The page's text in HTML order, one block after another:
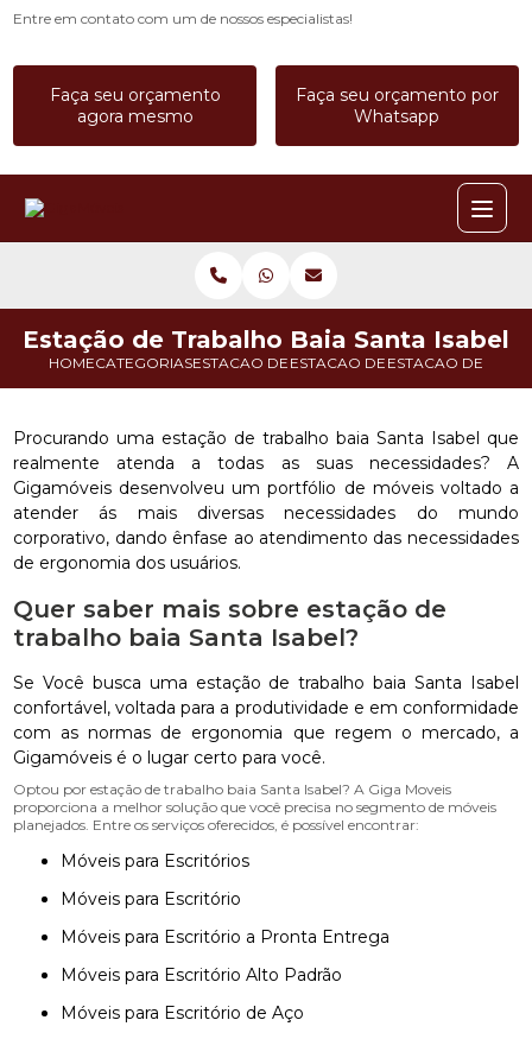
Entre em contato com um de nossos especialistas!
Faça seu orçamento
agora mesmo
Faça seu orçamento por
Whatsapp
HOMECATEGORIASESTACAO DE TRABALHOESTACAO DE TRABALHO CALL
ESTACAO DE
Estação de Trabalho Baia Santa Isabel
Procurando uma estação de trabalho baia Santa Isabel que
realmente atenda a todas as suas necessidades? A
Gigamóveis desenvolveu um portfólio de móveis voltado a
atender ás mais diversas necessidades do mundo
corporativo, dando ênfase ao atendimento das necessidades
de ergonomia dos usuários.
Quer saber mais sobre estação de
trabalho baia Santa Isabel?
Se Você busca uma estação de trabalho baia Santa Isabel
confortável, voltada para a produtividade e em conformidade
com as normas de ergonomia que regem o mercado, a
Gigamóveis é o lugar certo para você.
Optou por estação de trabalho baia Santa Isabel? A Giga Moveis
proporciona a melhor solução que você precisa no segmento de móveis
planejados. Entre os serviços oferecidos, é possível encontrar:
Móveis para Escritórios
Móveis para Escritório
Móveis para Escritório a Pronta Entrega
Móveis para Escritório Alto Padrão
Móveis para Escritório de Aço